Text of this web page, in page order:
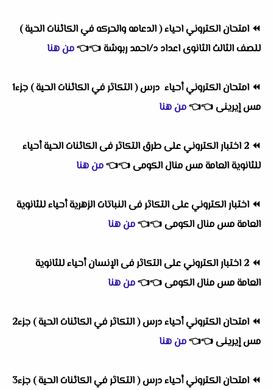
⏪ امتحان الكتروني احياء ( الدعامه والحركه في الكائنات الحية )
للصف الثالث الثانوى اعداد د/احمد ربوشة👈
👈من هنا
⏪
امتحان الكتروني أحياء درس ( التكاثر في الكائنات الحية ) جزء1
مس إيرينى👈
👈من هنا
⏪
2 اختبار الكتروني على طرق التكاثر فى الكائنات الحية أحياء
للثانوية العامة مس منال الكومى👈
👈من هنا
⏪ اختبار الكتروني على التكاثر فى النباتات الزهرية أحياء للثانوية
العامة مس منال الكومى👈
👈من هنا
⏪
2 اختبار الكتروني على التكاثر فى الإنسان أحياء للثانوية
العامة مس منال الكومى👈
👈من هنا
⏪
امتحان الكتروني أحياء درس ( التكاثر في الكائنات الحية ) جزء2
مس إيرينى👈
👈من هنا
⏪
امتحان الكتروني أحياء درس ( التكاثر في الكائنات الحية ) جزء3